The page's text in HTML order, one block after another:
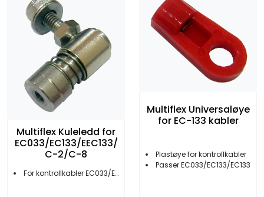
Multiflex Kuleledd for
EC033/EC133/EEC133/
C-2/C-8
For kontrollkabler EC033/EC133/EEC133
Multiflex Universaløye
for EC-133 kabler
Plastøye for kontrollkabler
Passer EC033/EC133/EC133